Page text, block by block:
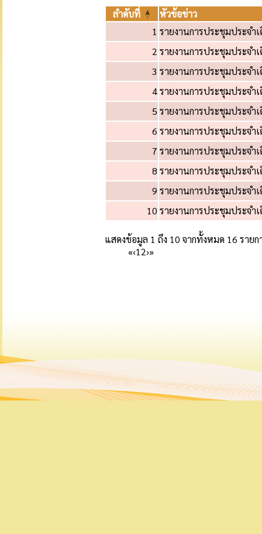
ลำดับที่
หัวข้อข่าว
1 รายงานการประชุมประจ
2 รายงานการประชุมประจ
3 รายงานการประชุมประจ
4รายงานการประชุมประจ
5 รายงานการประชุมประจ
6 รายงานการประชุมประจ
7 รายงานการประชุมประจ
8 รายงานการประชุมประจ
9 รายงานการประชุมประจ
10 รายงานการประชุมประจ
แสดงข้อมูล 1 ถึง 10 จากทั้งหมด 16 รายก
«‹12›»